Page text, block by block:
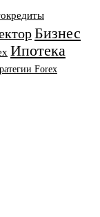
Бизнес
Ипотека
Forex